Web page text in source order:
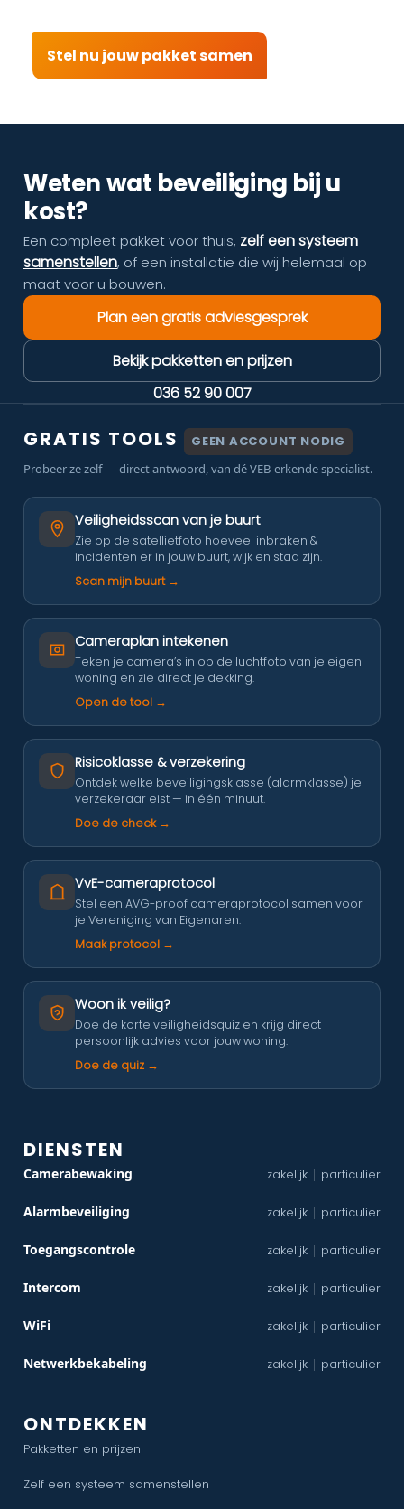
Stel nu jouw pakket samen
Weten wat beveiliging bij u
kost?
Een compleet pakket voor thuis, zelf een systeem
samenstellen, of een installatie die wij helemaal op
maat voor u bouwen.
Plan een gratis adviesgesprek
Bekijk pakketten en prijzen
036 52 90 007
GRATIS TOOLS GEEN ACCOUNT NODIG
Probeer ze zelf — direct antwoord, van dé VEB-erkende specialist.
Veiligheidsscan van je buurt
Zie op de satellietfoto hoeveel inbraken &
incidenten er in jouw buurt, wijk en stad zijn.
Scan mijn buurt →
Cameraplan intekenen
Teken je camera’s in op de luchtfoto van je eigen
woning en zie direct je dekking.
Open de tool →
Risicoklasse & verzekering
Ontdek welke beveiligingsklasse (alarmklasse) je
verzekeraar eist — in één minuut.
Doe de check →
VvE-cameraprotocol
Stel een AVG-proof cameraprotocol samen voor
je Vereniging van Eigenaren.
Maak protocol →
Woon ik veilig?
Doe de korte veiligheidsquiz en krijg direct
persoonlijk advies voor jouw woning.
Doe de quiz →
DIENSTEN
Camerabewaking zakelijk | particulier
Alarmbeveiliging zakelijk | particulier
Toegangscontrole zakelijk | particulier
Intercom zakelijk | particulier
WiFi zakelijk | particulier
Netwerkbekabeling zakelijk | particulier
ONTDEKKEN
Pakketten en prijzen
Zelf een systeem samenstellen